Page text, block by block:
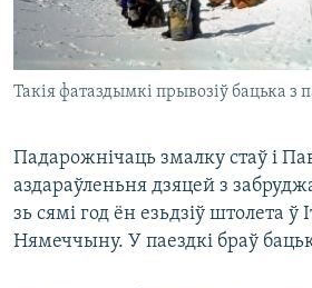
Такія фатаздымкі прывозіў бацька з
Падарожнічаць змалку стаў і
аздараўленьня дзяцей з
зь сямі год ён езьдзіў штолета ў
Нямеччыну. У паездкі браў